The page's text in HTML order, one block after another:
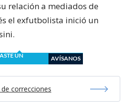
relación a mediados de
el exfutbolista inició un
UN
AVÍSANOS
correcciones